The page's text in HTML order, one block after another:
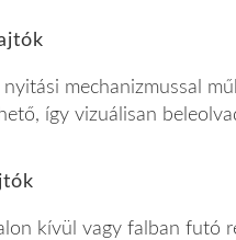
nyitási mechanizmussal
így vizuálisan
kívül vagy falban futó